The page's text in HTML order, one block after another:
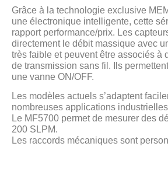
Grâce à la technologie exclusive
une électronique intelligente, cette
rapport performance/prix. Les
directement le débit massique avec
très faible et peuvent être associés à
de transmission sans fil. Ils
une vanne ON/OFF.
Les modèles actuels s’adaptent
nombreuses applications
Le MF5700 permet de mesurer des
200 SLPM.
Les raccords mécaniques sont